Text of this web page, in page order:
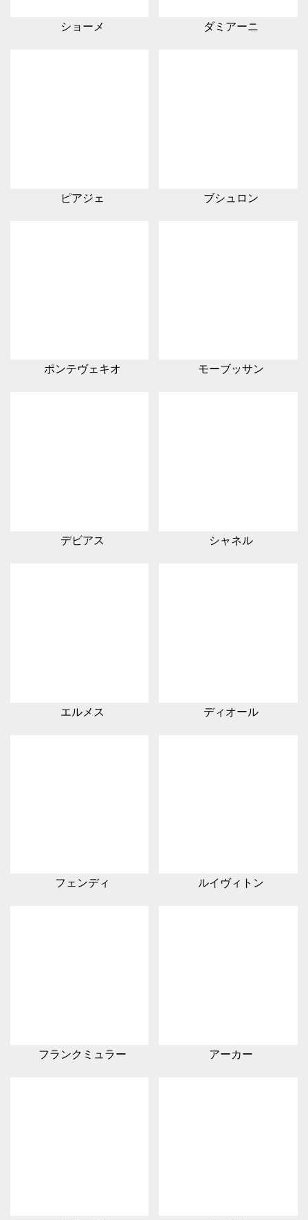
ショーメ ダミアーニ
ピアジェ ブシュロン
ポンテヴェキオ モーブッサン
デビアス シャネル
エルメス ディオール
フェンディ ルイヴィトン
フランクミュラー アーカー